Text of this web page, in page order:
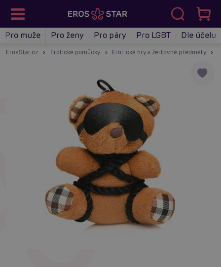
Pro muže Pro ženy Pro páry Pro LGBT Dle účelu
ErosStar.cz Erotické pomůcky Erotické hry a žertovné předměty